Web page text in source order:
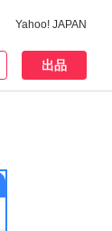
Yahoo! JAPAN
出品